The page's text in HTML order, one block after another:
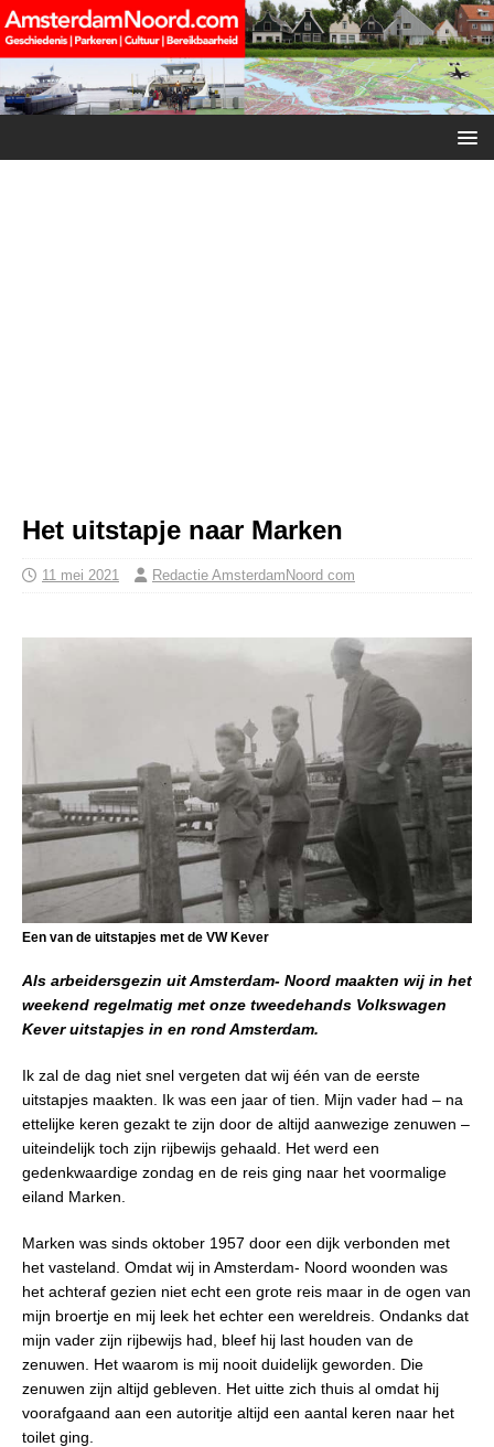
Het uitstapje naar Marken
11 mei 2021 Redactie AmsterdamNoord com
Een van de uitstapjes met de VW Kever
Als arbeidersgezin uit Amsterdam- Noord maakten wij in het
weekend regelmatig met onze tweedehands Volkswagen
Kever uitstapjes in en rond Amsterdam.
Ik zal de dag niet snel vergeten dat wij één van de eerste
uitstapjes maakten. Ik was een jaar of tien. Mijn vader had – na
ettelijke keren gezakt te zijn door de altijd aanwezige zenuwen –
uiteindelijk toch zijn rijbewijs gehaald. Het werd een
gedenkwaardige zondag en de reis ging naar het voormalige
eiland Marken.
Marken was sinds oktober 1957 door een dijk verbonden met
het vasteland. Omdat wij in Amsterdam- Noord woonden was
het achteraf gezien niet echt een grote reis maar in de ogen van
mijn broertje en mij leek het echter een wereldreis. Ondanks dat
mijn vader zijn rijbewijs had, bleef hij last houden van de
zenuwen. Het waarom is mij nooit duidelijk geworden. Die
zenuwen zijn altijd gebleven. Het uitte zich thuis al omdat hij
voorafgaand aan een autoritje altijd een aantal keren naar het
toilet ging.